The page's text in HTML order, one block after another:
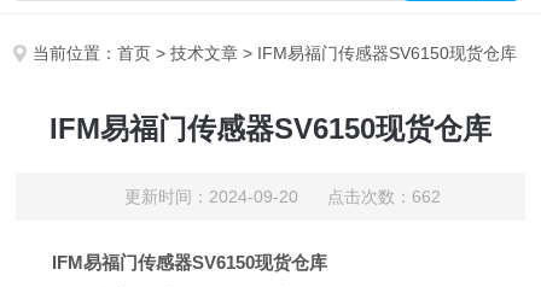
当前位置：首页 >技术文章 > IFM易福门传感器SV6150现货仓库
IFM易福门传感器SV6150现货仓库
更新时间：2024-09-20 点击次数：662
IFM易福门传感器SV6150现货仓库